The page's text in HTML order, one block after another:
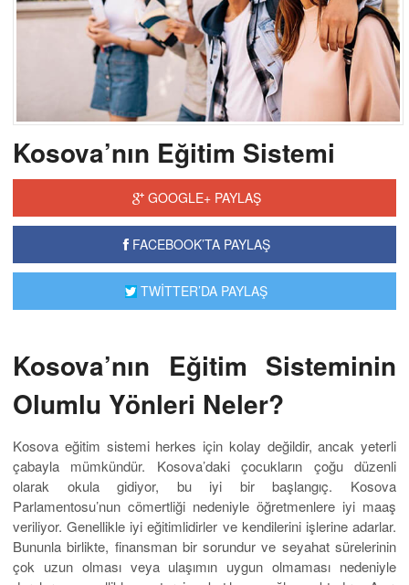
Kosova’nın Eğitim Sistemi
GOOGLE+ PAYLAŞ
FACEBOOK’TA PAYLAŞ
TWİTTER’DA PAYLAŞ
Kosova’nın Eğitim Sisteminin
Olumlu Yönleri Neler?
Kosova eğitim sistemi herkes için kolay değildir, ancak yeterli
çabayla mümkündür. Kosova’daki çocukların çoğu düzenli
olarak okula gidiyor, bu iyi bir başlangıç. Kosova
Parlamentosu’nun cömertliği nedeniyle öğretmenlere iyi maaş
veriliyor. Genellikle iyi eğitimlidirler ve kendilerini işlerine adarlar.
Bununla birlikte, finansman bir sorundur ve seyahat sürelerinin
çok uzun olması veya ulaşımın uygun olmaması nedeniyle